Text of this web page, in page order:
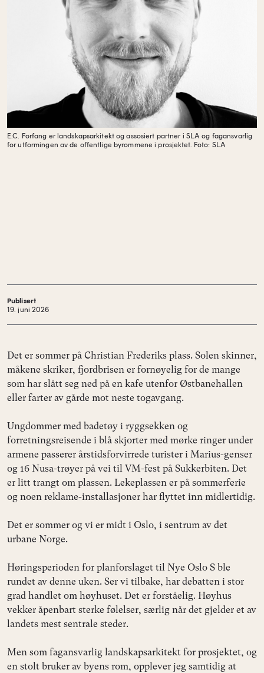
E.C. Forfang er landskapsarkitekt og assosiert partner i SLA og fagansvarlig
for utformingen av de offentlige byrommene i prosjektet. Foto: SLA
Publisert
19. juni 2026
Det er sommer på Christian Frederiks plass. Solen skinner,
måkene skriker, fjordbrisen er fornøyelig for de mange
som har slått seg ned på en kafe utenfor Østbanehallen
eller farter av gårde mot neste togavgang.
Ungdommer med badetøy i ryggsekken og
forretningsreisende i blå skjorter med mørke ringer under
armene passerer årstidsforvirrede turister i Marius-genser
og 16 Nusa-trøyer på vei til VM-fest på Sukkerbiten. Det
er litt trangt om plassen. Lekeplassen er på sommerferie
og noen reklame-installasjoner har flyttet inn midlertidig.
Det er sommer og vi er midt i Oslo, i sentrum av det
urbane Norge.
Høringsperioden for planforslaget til Nye Oslo S ble
rundet av denne uken. Ser vi tilbake, har debatten i stor
grad handlet om høyhuset. Det er forståelig. Høyhus
vekker åpenbart sterke følelser, særlig når det gjelder et av
landets mest sentrale steder.
Men som fagansvarlig landskapsarkitekt for prosjektet, og
en stolt bruker av byens rom, opplever jeg samtidig at